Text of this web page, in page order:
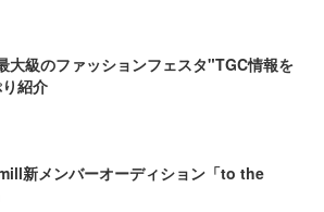
大級のファッションフェスタ"TGC情報を
紹介
新メンバーオーディション「to the